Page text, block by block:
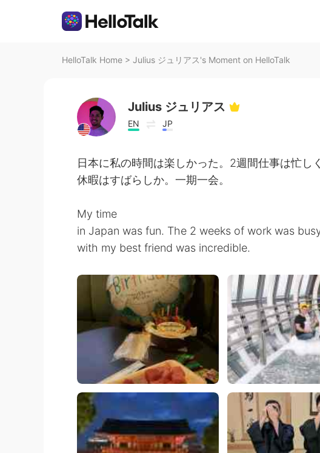
HelloTalk Home > Julius ジュリアス's Moment on HelloTalk
Julius ジュリアス
EN JP
日本に私の時間は楽しかった。2週間仕事は忙し
休暇はすばらしか。一期一会。
My time
in Japan was fun. The 2 weeks of work was
with my best friend was incredible.